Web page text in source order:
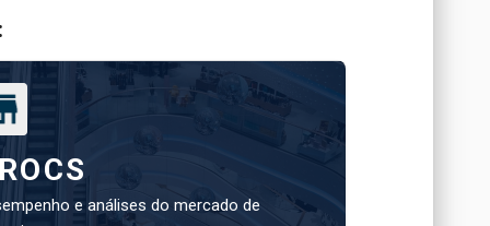
e análises do mercado de